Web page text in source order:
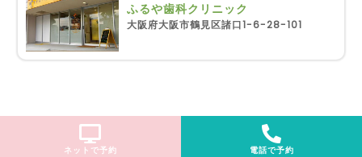
ふるや歯科クリニック
大阪府大阪市鶴見区諸口1-6-28-101
ネットで予約 電話で予約